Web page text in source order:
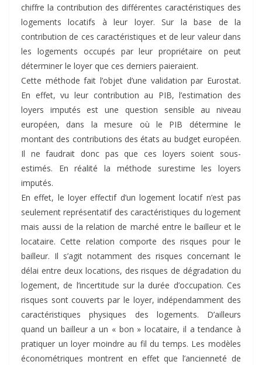
chiffre la contribution des différentes caractéristiques des
logements locatifs à leur loyer. Sur la base de la
contribution de ces caractéristiques et de leur valeur dans
les logements occupés par leur propriétaire on peut
déterminer le loyer que ces derniers paieraient.
Cette méthode fait l’objet d’une validation par Eurostat.
En effet, vu leur contribution au PIB, l’estimation des
loyers imputés est une question sensible au niveau
européen, dans la mesure où le PIB détermine le
montant des contributions des états au budget européen.
Il ne faudrait donc pas que ces loyers soient sous-
estimés. En réalité la méthode surestime les loyers
imputés.
En effet, le loyer effectif d’un logement locatif n’est pas
seulement représentatif des caractéristiques du logement
mais aussi de la relation de marché entre le bailleur et le
locataire. Cette relation comporte des risques pour le
bailleur. Il s’agit notamment des risques concernant le
délai entre deux locations, des risques de dégradation du
logement, de l’incertitude sur la durée d’occupation. Ces
risques sont couverts par le loyer, indépendamment des
caractéristiques physiques des logements. D’ailleurs
quand un bailleur a un « bon » locataire, il a tendance à
pratiquer un loyer moindre au fil du temps. Les modèles
économétriques montrent en effet que l’ancienneté de